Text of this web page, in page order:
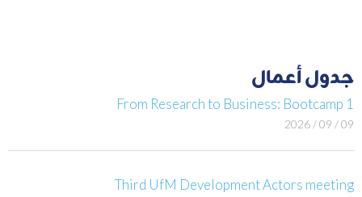
جدول أعمال
From Research to Business: Bootcamp 1
09 / 09 / 2026
Third UfM Development Actors meeting